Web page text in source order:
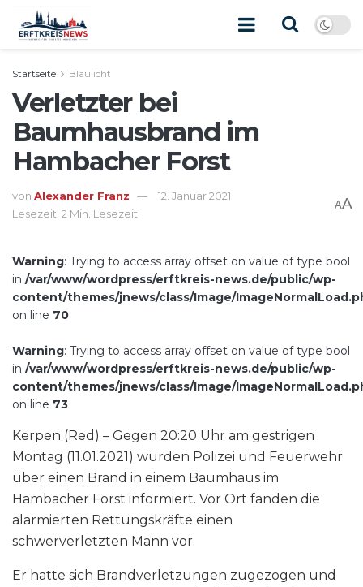
Startseite Blaulicht
Verletzter bei
Baumhausbrand im
Hambacher Forst
von Alexander Franz
12. Januar 2021
Lesezeit: 2 Min. Lesezeit
AA
Warning: Trying to access array offset on value of type bool
in /var/www/wordpress/erftkreis-news.de/public/wp-
content/themes/jnews/class/Image/
on line 70
Warning: Trying to access array offset on value of type bool
in /var/www/wordpress/erftkreis-news.de/public/wp-
content/themes/jnews/class/Image/
on line 73
Kerpen (Red) – Gegen 20:20 Uhr am gestrigen
Montag (11.01.2021) wurden Polizei und Feuerwehr
über einen Brand in einem Baumhaus im
Hambacher Forst informiert. Vor Ort fanden die
alarmierten Rettungskräfte einen
schwerverletzten Mann vor.
Er hatte sich Brandverletzungen zugezogen und